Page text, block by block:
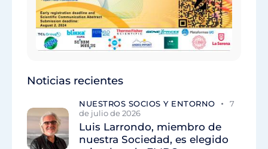
Noticias recientes
NUESTROS SOCIOS Y ENTORNO
7
de julio de 2026
Luis Larrondo, miembro de
nuestra Sociedad, es elegido